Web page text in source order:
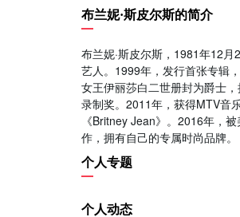
布兰妮·斯皮尔斯的简介
布兰妮·斯皮尔斯，1981年12
艺人。1999年，发行首张专辑
女王伊丽莎白二世册封为爵士
录制奖。2011年，获得MTV音
《Britney Jean》。2016年，
作，拥有自己的专属时尚品牌。
个人专题
个人动态